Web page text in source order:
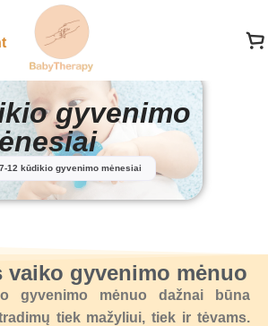
gyvenimo
7-12 kūdikio gyvenimo mėnesiai
vaiko gyvenimo mėnuo
gyvenimo mėnuo dažnai būna
tiek mažyliui, tiek ir tėvams.